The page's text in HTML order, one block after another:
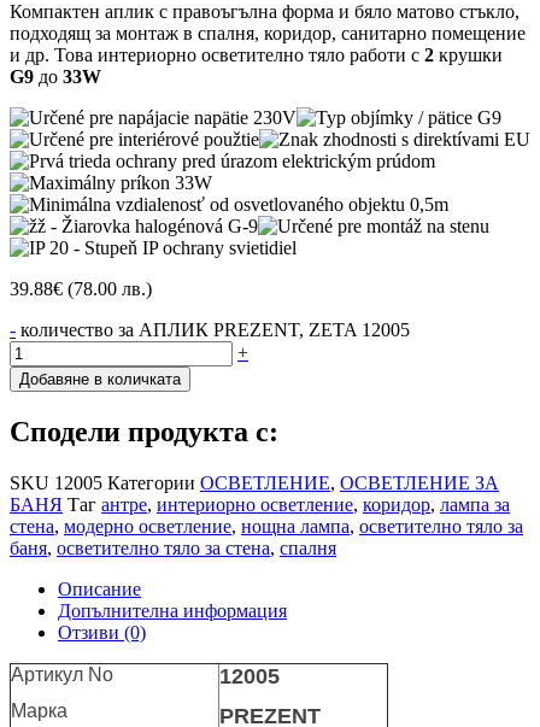
Компактен аплик с правоъгълна форма и бяло матово стъкло,
подходящ за монтаж в спалня, коридор, санитарно помещение
и др. Това интериорно осветително тяло работи с 2 крушки
G9 до 33W
39.88€ (78.00 лв.)
- количество за АПЛИК PREZENT, ZETA 12005
+
Добавяне в количката
Сподели продукта с:
SKU 12005 Категории ОСВЕТЛЕНИЕ, ОСВЕТЛЕНИЕ ЗА
БАНЯ Таг антре, интериорно осветление, коридор, лампа за
стена, модерно осветление, нощна лампа, осветително тяло за
баня, осветително тяло за стена, спалня
Описание
Допълнителна информация
Отзиви (0)
Артикул No
Марка
12005
PREZENT